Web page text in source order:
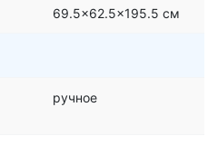
69.5x62.5x195.5 см
ручное